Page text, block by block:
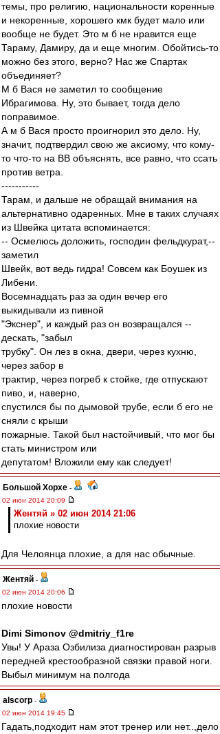
темы, про религию, национальности коренные
и некоренные, хорошего кмк будет мало или
вообще не будет. Это м б не нравится еще
Тараму, Дамиру, да и еще многим. Обойтись-то
можно без этого, верно? Нас же Спартак
объединяет?
М б Вася не заметил то сообщение
Ибрагимова. Ну, это бывает, тогда дело
поправимое.
А м б Вася просто проигнорил это дело. Ну,
значит, подтвердил свою же аксиому, что кому-
то что-то на ВВ объяснять, все равно, что ссать
против ветра.
-----------
Тарам, и дальше не обращай внимания на
альтернативно одаренных. Мне в таких случаях
из Швейка цитата вспоминается:
-- Осмелюсь доложить, господин фельдкурат,--
заметил
Швейк, вот ведь гидра! Совсем как Боушек из
Либени.
Восемнадцать раз за один вечер его
выкидывали из пивной
"Экснер", и каждый раз он возвращался --
дескать, "забыл
трубку". Он лез в окна, двери, через кухню,
через забор в
трактир, через погреб к стойке, где отпускают
пиво, и, наверно,
спустился бы по дымовой трубе, если б его не
сняли с крыши
пожарные. Такой был настойчивый, что мог бы
стать министром или
депутатом! Вложили ему как следует!
Большой Хорхе -
02 июн 2014 20:09
Жентяй » 02 июн 2014 21:06
плохие новости
Для Челоянца плохие, а для нас обычные.
Жентяй -
02 июн 2014 20:06
плохие новости
Dimi Simonov ‏@dmitriy_f1re
Увы! У Араза Озбилиза диагностирован разрыв
передней крестообразной связки правой ноги.
Выбыл минимум на полгода
alscorp -
02 июн 2014 19:45
Гадать,подходит нам этот тренер или нет..,дело